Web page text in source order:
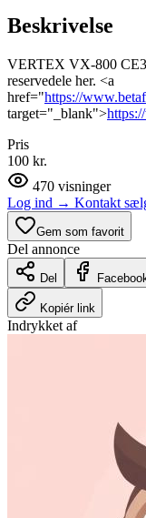
Beskrivelse
VERTEX VX-800
reservedele her. <a
href="https://
target="_blank">
Pris
100 kr.
470 visninger
Log ind → Kontakt
Gem som favorit
Del annonce
Del
Kopiér link
Indrykket af